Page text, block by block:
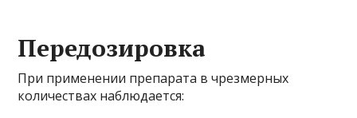
Передозировка
При применении препарата в чрезмерных
количествах наблюдается: